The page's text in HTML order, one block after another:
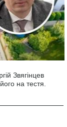
Звягінцев
на тестя.